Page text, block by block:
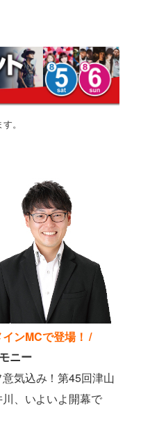
。
ンMCで登場！ /
ニー
気込み！第45回津山
、いよいよ開幕で